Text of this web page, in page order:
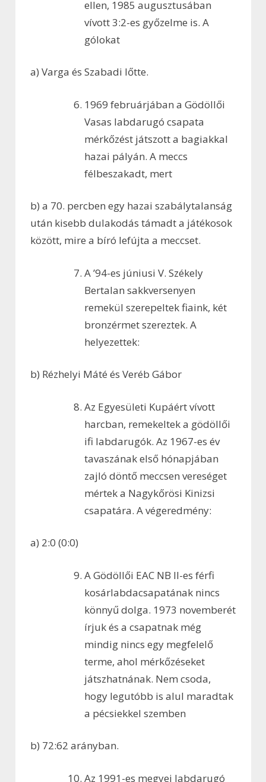
ellen, 1985 augusztusában
vívott 3:2-es győzelme is. A
gólokat
a) Varga és Szabadi lőtte.
1969 februárjában a Gödöllői
Vasas labdarugó csapata
mérkőzést játszott a bagiakkal
hazai pályán. A meccs
félbeszakadt, mert
b) a 70. percben egy hazai szabálytalanság
után kisebb dulakodás támadt a játékosok
között, mire a bíró lefújta a meccset.
A ’94-es júniusi V. Székely
Bertalan sakkversenyen
remekül szerepeltek fiaink, két
bronzérmet szereztek. A
helyezettek:
b) Rézhelyi Máté és Veréb Gábor
Az Egyesületi Kupáért vívott
harcban, remekeltek a gödöllői
ifi labdarugók. Az 1967-es év
tavaszának első hónapjában
zajló döntő meccsen vereséget
mértek a Nagykőrösi Kinizsi
csapatára. A végeredmény:
a) 2:0 (0:0)
A Gödöllői EAC NB II-es férfi
kosárlabdacsapatának nincs
könnyű dolga. 1973 novemberét
írjuk és a csapatnak még
mindig nincs egy megfelelő
terme, ahol mérkőzéseket
játszhatnának. Nem csoda,
hogy legutóbb is alul maradtak
a pécsiekkel szemben
b) 72:62 arányban.
Az 1991-es megyei labdarugó